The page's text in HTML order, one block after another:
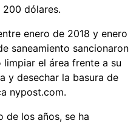
dólares.
enero de 2018 y enero
saneamiento sancionaron
el área frente a su
y desechar la basura de
nypost.com.
de los años, se ha